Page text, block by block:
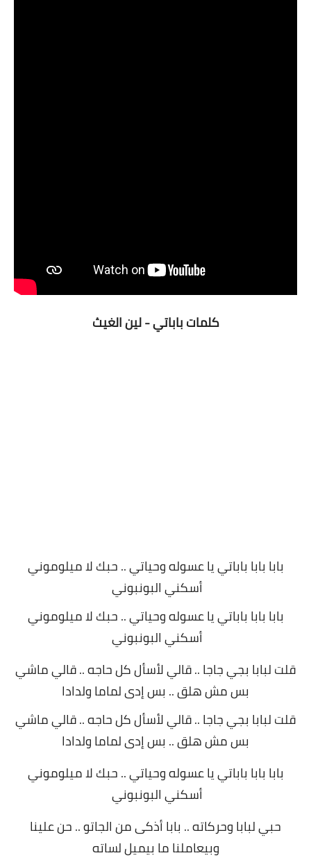
كلمات باباتي - لين الغيث
بابا بابا باباتي يا عسوله وحياتي .. حبك لا ميلوموني
أسكني البونبوني
بابا بابا باباتي يا عسوله وحياتي .. حبك لا ميلوموني
أسكني البونبوني
قلت لبابا بجي جاجا .. قالي لأسأل كل حاجه .. قالي ماشي
بس مش هلق .. بس إدى لماما ولدادا
قلت لبابا بجي جاجا .. قالي لأسأل كل حاجه .. قالي ماشي
بس مش هلق .. بس إدى لماما ولدادا
بابا بابا باباتي يا عسوله وحياتي .. حبك لا ميلوموني
أسكني البونبوني
حبي لبابا وحركاته .. بابا أذكى من الجاتو .. حن علينا
وبيعاملنا ما بيميل لساته